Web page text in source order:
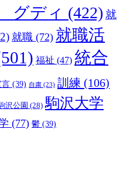
グディ (422) 就
就職 (72) 就職活
福祉 (47) 統合
言 (39) 自粛 (23) 訓練 (106)
沢公園 (28) 駒沢大学
(77) 鬱 (39)